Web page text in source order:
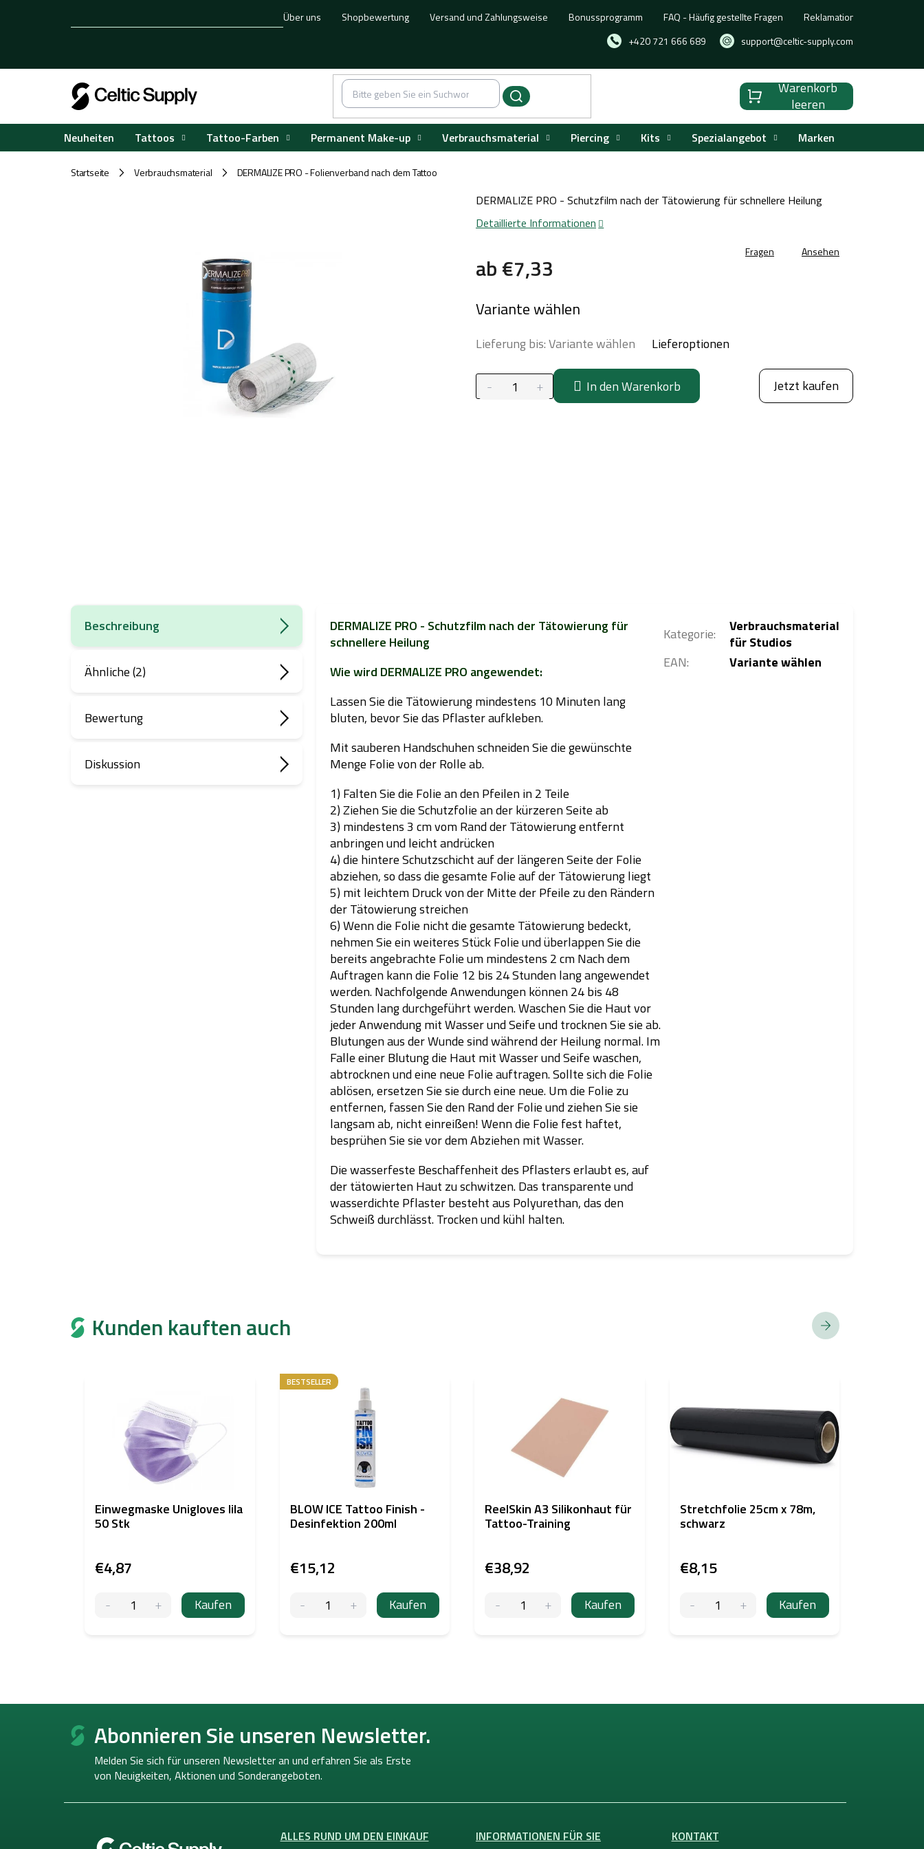
+420 721 666 689 support@celtic-supply.com
Über uns Shopbewertung Versand und Zahlungsweise Bonussprogramm FAQ - Häufig gestellte Fragen Reklamation, Umtausch
Warenkorb
Warenkorb
leeren
Neuheiten Tattoos Tattoo-Farben Permanent Make-up Verbrauchsmaterial Piercing Kits Spezialangebot Marken
Startseite / Verbrauchsmaterial / DERMALIZE PRO - Folienverband nach dem Tattoo
ab€7,33
Variante wählen
Lieferung bis:Variante wählen Lieferoptionen
In den Warenkorb Jetzt kaufen
DERMALIZE PRO - Schutzfilm nach der Tätowierung für schnellere Heilung
Detaillierte Informationen
Fragen Ansehen
Beschreibung
Ähnliche (2)
Bewertung
Diskussion
DERMALIZE PRO - Schutzfilm nach der Tätowierung für
schnellere Heilung
Wie wird DERMALIZE PRO angewendet:
Lassen Sie die Tätowierung mindestens 10 Minuten lang
bluten, bevor Sie das Pflaster aufkleben.
Mit sauberen Handschuhen schneiden Sie die gewünschte
Menge Folie von der Rolle ab.
1) Falten Sie die Folie an den Pfeilen in 2 Teile
2) Ziehen Sie die Schutzfolie an der kürzeren Seite ab
3) mindestens 3 cm vom Rand der Tätowierung entfernt
anbringen und leicht andrücken
4) die hintere Schutzschicht auf der längeren Seite der Folie
abziehen, so dass die gesamte Folie auf der Tätowierung liegt
5) mit leichtem Druck von der Mitte der Pfeile zu den Rändern
der Tätowierung streichen
6) Wenn die Folie nicht die gesamte Tätowierung bedeckt,
nehmen Sie ein weiteres Stück Folie und überlappen Sie die
bereits angebrachte Folie um mindestens 2 cm Nach dem
Auftragen kann die Folie 12 bis 24 Stunden lang angewendet
werden. Nachfolgende Anwendungen können 24 bis 48
Stunden lang durchgeführt werden. Waschen Sie die Haut vor
jeder Anwendung mit Wasser und Seife und trocknen Sie sie ab.
Blutungen aus der Wunde sind während der Heilung normal. Im
Falle einer Blutung die Haut mit Wasser und Seife waschen,
abtrocknen und eine neue Folie auftragen. Sollte sich die Folie
ablösen, ersetzen Sie sie durch eine neue. Um die Folie zu
entfernen, fassen Sie den Rand der Folie und ziehen Sie sie
langsam ab, nicht einreißen! Wenn die Folie fest haftet,
besprühen Sie sie vor dem Abziehen mit Wasser.
Die wasserfeste Beschaffenheit des Pflasters erlaubt es, auf
der tätowierten Haut zu schwitzen. Das transparente und
wasserdichte Pflaster besteht aus Polyurethan, das den
Schweiß durchlässt. Trocken und kühl halten.
Kategorie:
Verbrauchsmaterial
für Studios
EAN: Variante wählen
Kunden kauften auch
Einwegmaske Unigloves lila
50 Stk
€4,87
Kaufen
BESTSELLER
BLOW ICE Tattoo Finish -
Desinfektion 200ml
€15,12
Kaufen
ReelSkin A3 Silikonhaut für
Tattoo-Training
€38,92
Kaufen
Stretchfolie 25cm x 78m,
schwarz
€8,15
Kaufen
F
Abonnieren Sie unseren Newsletter.
Melden Sie sich für unseren Newsletter an und erfahren Sie als Erste
von Neuigkeiten, Aktionen und Sonderangeboten.
ALLES RUND UM DEN EINKAUF INFORMATIONEN FÜR SIE KONTAKT